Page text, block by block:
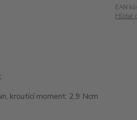
EAN
Hlídat
kroutící moment: 2,9 Ncm